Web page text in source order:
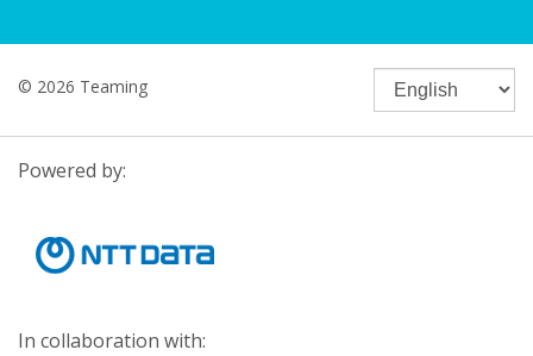
© 2026 Teaming
Powered by:
In collaboration with: